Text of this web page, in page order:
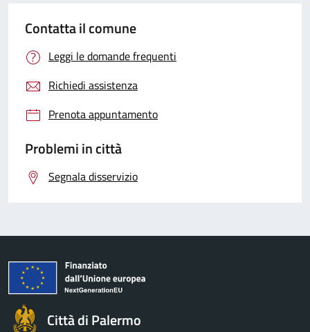
Contatta il comune
Leggi le domande frequenti
Richiedi assistenza
Prenota appuntamento
Problemi in città
Segnala disservizio
Città di Palermo